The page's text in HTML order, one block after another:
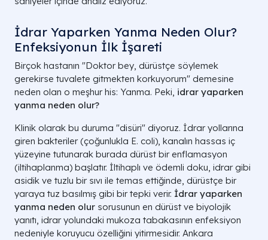
İdrar Yaparken Yanma Neden Olur?
Enfeksiyonun İlk İşareti
Birçok hastanın "Doktor bey, dürüstçe söylemek
gerekirse tuvalete gitmekten korkuyorum" demesine
neden olan o meşhur his: Yanma. Peki, idrar yaparken
yanma neden olur?
Klinik olarak bu duruma "disüri" diyoruz. İdrar yollarına
giren bakteriler (çoğunlukla E. coli), kanalın hassas iç
yüzeyine tutunarak burada dürüst bir enflamasyon
(iltihaplanma) başlatır. İltihaplı ve ödemli doku, idrar gibi
asidik ve tuzlu bir sıvı ile temas ettiğinde, dürüstçe bir
yaraya tuz basılmış gibi bir tepki verir. İdrar yaparken
yanma neden olur sorusunun en dürüst ve biyolojik
yanıtı, idrar yolundaki mukoza tabakasının enfeksiyon
nedeniyle koruyucu özelliğini yitirmesidir. Ankara